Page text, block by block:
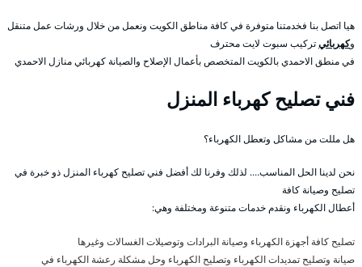
هيا اتصل بنا فخدمتنا متوفرة في كافة مناطق الكويت ونعمل من خلال ورشات عمل متنقل
وكهربائيتركيب سبوت لايت محترف
في منطق الاحمدي بالكويت المتخصص بأعمال الإصلاح والصيانة كهربائي منازل الاحمدي
فني تصليح كهرباء المنزل
هل مللت من مشاكل وتعطل الكهرباء؟
نحن لدينا الحل المناسب…. لذلك وفرنا لك أفضل فني تصليح كهرباء المنزل ذو خبرة في
تصليح وصيانة كافة
أعطال الكهرباء ونقدم خدمات متنوعة ومختلفة وهي:
تصليح كافة أجهزة الكهرباء وصيانة البرادات وتوصيلات الغسالات وغيرها
صيانة وتصليح تمديدات الكهرباء وتصليح الكهرباء وحل مشكلة رعشة الكهرباء في